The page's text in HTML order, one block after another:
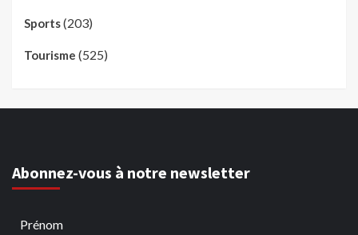
Sports(203)
Tourisme (525)
Abonnez-vous à notre newsletter
Prénom